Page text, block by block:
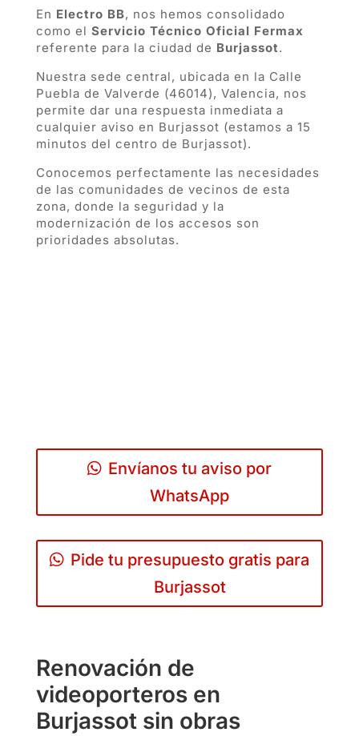
En Electro BB, nos hemos consolidado
como el Servicio Técnico Oficial Fermax
referente para la ciudad de Burjassot.
Nuestra sede central, ubicada en la Calle
Puebla de Valverde (46014), Valencia, nos
permite dar una respuesta inmediata a
cualquier aviso en Burjassot (estamos a 15
minutos del centro de Burjassot).
Conocemos perfectamente las necesidades
de las comunidades de vecinos de esta
zona, donde la seguridad y la
modernización de los accesos son
prioridades absolutas.
Envíanos tu aviso por
WhatsApp
Pide tu presupuesto gratis para
Burjassot
Renovación de
videoporteros en
Burjassot sin obras